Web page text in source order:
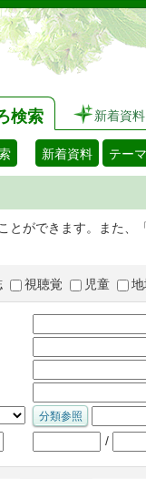
検索 新着資料
新着資料 テー
とができます。また
視聴覚 児童
/